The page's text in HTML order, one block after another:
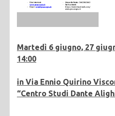
Martedì 6 giugno, 27
14:00
in Via Ennio Quirino
“Centro Studi Dante